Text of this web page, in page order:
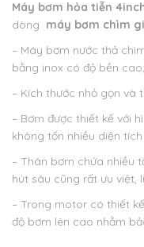
Máy bơm hỏa tiễn
dòng máy bơm chìm
– Máy bơm nước thả
bằng inox có độ bền
– Kích thước nhỏ gọn và
– Bơm được thiết kế với
không tốn nhiều diện tích
– Thân bơm chứa nhiều
hút sâu cũng rất ưu việt,
– Trong motor có thiết
độ bơm lên cao nhằm